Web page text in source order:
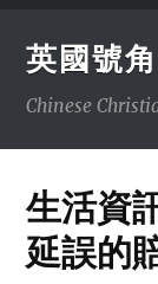
英國號
Chinese
生活資
延誤的